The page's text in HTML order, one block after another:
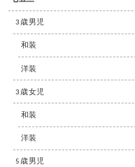
3歳男児
和装
洋装
3歳女児
和装
洋装
5歳男児